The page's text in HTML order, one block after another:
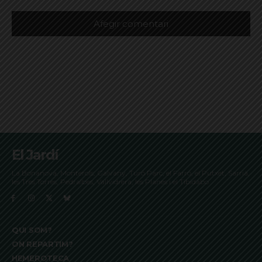
El Jardí
La Bonanova, Monterols, Galvany, Turó Parc, el Farró, el Putxet, Sarrià,
les Tres Torres, Pedralbes, Vallvidrera, les Planes i el Tibidabo
QUI SOM?
ON REPARTIM?
HEMEROTECA